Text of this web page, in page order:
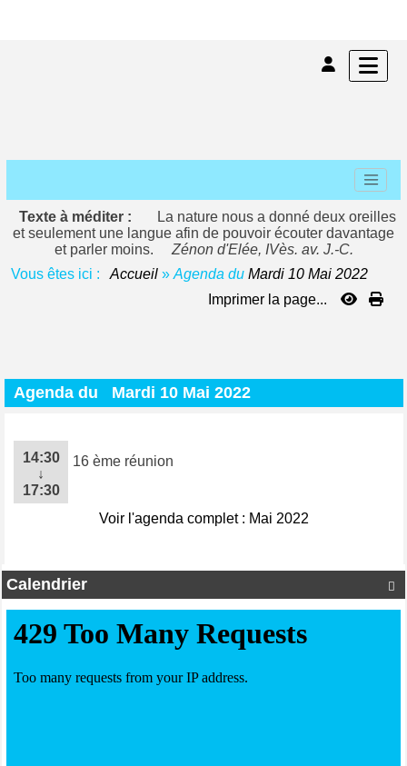
Texte à méditer :
La nature nous a donné deux oreilles
et seulement une langue afin de pouvoir écouter davantage
et parler moins.
Zénon d'Elée, IVès. av. J.-C.
Vous êtes ici :
Accueil » Agenda du Mardi 10 Mai 2022
Imprimer la page...

Calendrier
Agenda du Mardi 10 Mai 2022
14:30
↓
17:30
16 ème réunion
Voir l'agenda complet : Mai 2022